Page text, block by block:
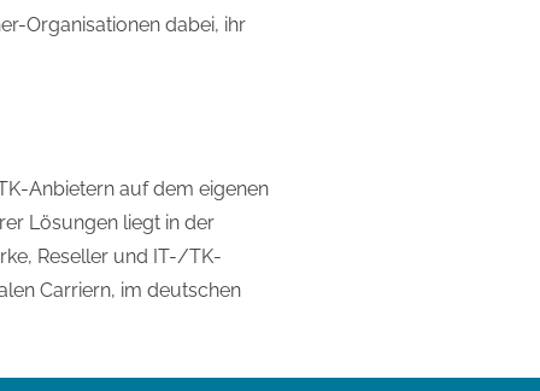
Organisationen dabei, ihr
Anbietern auf dem eigenen
Lösungen liegt in der
Reseller und IT-/TK-
Carriern, im deutschen